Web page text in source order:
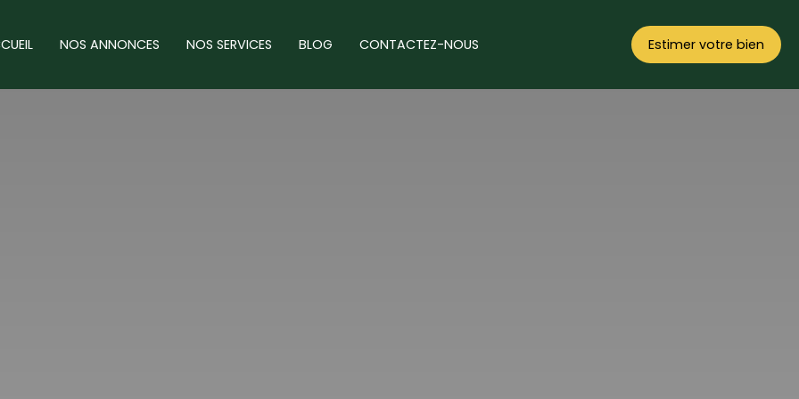
NOS ANNONCES NOS SERVICES BLOG CONTACTEZ-NOUS Estimer votre bien